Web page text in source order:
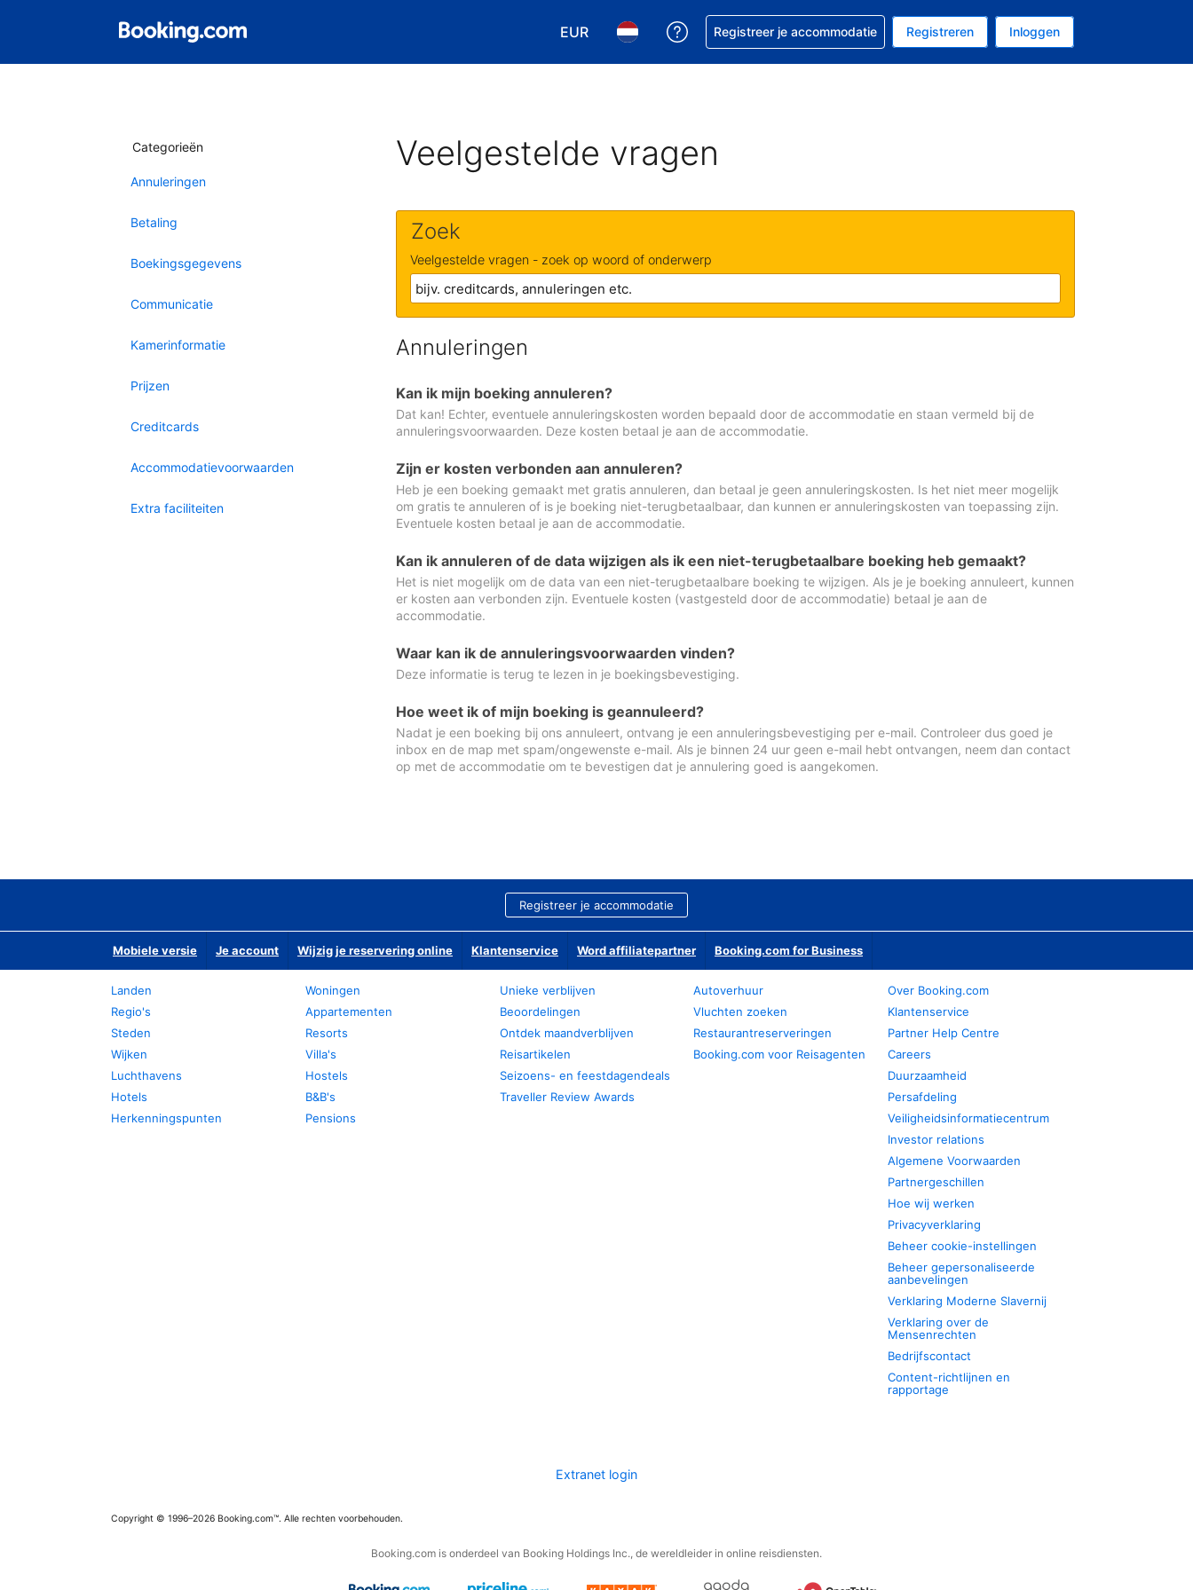
EUR
Kies je valuta. Je huidige valuta is EUR
Kies je taal. Je huidige taal is Nederlands
Krijg hulp bij je reservering
Registreer je accommodatie Registreren Inloggen
Categorieën
Annuleringen
Betaling
Boekingsgegevens
Communicatie
Kamerinformatie
Prijzen
Creditcards
Accommodatievoorwaarden
Extra faciliteiten
Veelgestelde vragen
Zoek
Veelgestelde vragen - zoek op woord of onderwerp
Annuleringen
Kan ik mijn boeking annuleren?
Dat kan! Echter, eventuele annuleringskosten worden bepaald door de accommodatie en staan vermeld bij de
annuleringsvoorwaarden. Deze kosten betaal je aan de accommodatie.
Zijn er kosten verbonden aan annuleren?
Heb je een boeking gemaakt met gratis annuleren, dan betaal je geen annuleringskosten. Is het niet meer mogelijk
om gratis te annuleren of is je boeking niet-terugbetaalbaar, dan kunnen er annuleringskosten van toepassing zijn.
Eventuele kosten betaal je aan de accommodatie.
Kan ik annuleren of de data wijzigen als ik een niet-terugbetaalbare boeking heb gemaakt?
Het is niet mogelijk om de data van een niet-terugbetaalbare boeking te wijzigen. Als je je boeking annuleert, kunnen
er kosten aan verbonden zijn. Eventuele kosten (vastgesteld door de accommodatie) betaal je aan de
accommodatie.
Waar kan ik de annuleringsvoorwaarden vinden?
Deze informatie is terug te lezen in je boekingsbevestiging.
Hoe weet ik of mijn boeking is geannuleerd?
Nadat je een boeking bij ons annuleert, ontvang je een annuleringsbevestiging per e-mail. Controleer dus goed je
inbox en de map met spam/ongewenste e-mail. Als je binnen 24 uur geen e-mail hebt ontvangen, neem dan contact
op met de accommodatie om te bevestigen dat je annulering goed is aangekomen.
Registreer je accommodatie
Mobiele versie Je account Wijzig je reservering online Klantenservice Word affiliatepartner Booking.com for Business
Landen
Regio's
Steden
Wijken
Luchthavens
Hotels
Herkenningspunten
Woningen
Appartementen
Resorts
Villa's
Hostels
B&B's
Pensions
Unieke verblijven
Beoordelingen
Ontdek maandverblijven
Reisartikelen
Seizoens- en feestdagendeals
Traveller Review Awards
Autoverhuur
Vluchten zoeken
Restaurantreserveringen
Booking.com voor Reisagenten
Over Booking.com
Klantenservice
Partner Help Centre
Careers
Duurzaamheid
Persafdeling
Veiligheidsinformatiecentrum
Investor relations
Algemene Voorwaarden
Partnergeschillen
Hoe wij werken
Privacyverklaring
Beheer cookie-instellingen
Beheer gepersonaliseerde
aanbevelingen
Verklaring Moderne Slavernij
Verklaring over de
Mensenrechten
Bedrijfscontact
Content-richtlijnen en
rapportage
Extranet login
Copyright © 1996–2026 Booking.com™. Alle rechten voorbehouden.
Booking.com is onderdeel van Booking Holdings Inc., de wereldleider in online reisdiensten.